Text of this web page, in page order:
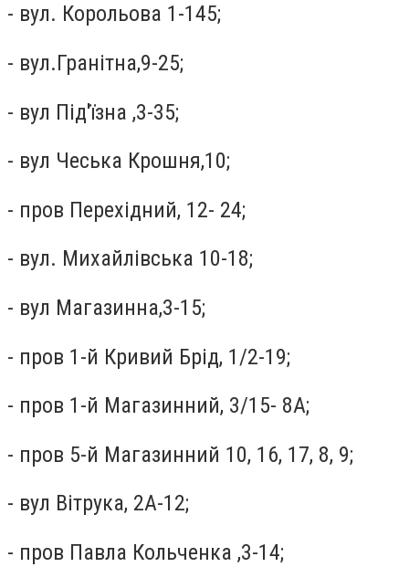
- вул. Корольова 1-145;
- вул.Гранітна,9-25;
- вул Під'їзна ,3-35;
- вул Чеська Крошня,10;
- пров Перехідний, 12- 24;
- вул. Михайлівська 10-18;
- вул Магазинна,3-15;
- пров 1-й Кривий Брід, 1/2-19;
- пров 1-й Магазинний, 3/15- 8А;
- пров 5-й Магазинний 10, 16, 17, 8, 9;
- вул Вітрука, 2А-12;
- пров Павла Кольченка ,3-14;